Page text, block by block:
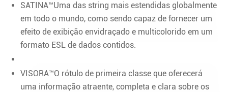
SATINA™Uma das string mais estendidas globalmente
em todo o mundo, como sendo capaz de fornecer um
efeito de exibição envidraçado e multicolorido em um
formato ESL de dados contidos.
VISORA™O rótulo de primeira classe que oferecerá
uma informação atraente, completa e clara sobre os